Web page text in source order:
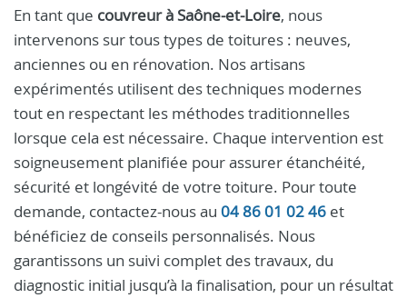
En tant que couvreur à Saône-et-Loire, nous
intervenons sur tous types de toitures : neuves,
anciennes ou en rénovation. Nos artisans
expérimentés utilisent des techniques modernes
tout en respectant les méthodes traditionnelles
lorsque cela est nécessaire. Chaque intervention est
soigneusement planifiée pour assurer étanchéité,
sécurité et longévité de votre toiture. Pour toute
demande, contactez-nous au 04 86 01 02 46 et
bénéficiez de conseils personnalisés. Nous
garantissons un suivi complet des travaux, du
diagnostic initial jusqu’à la finalisation, pour un résultat